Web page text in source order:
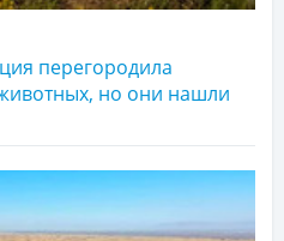
перегородила
но они нашли